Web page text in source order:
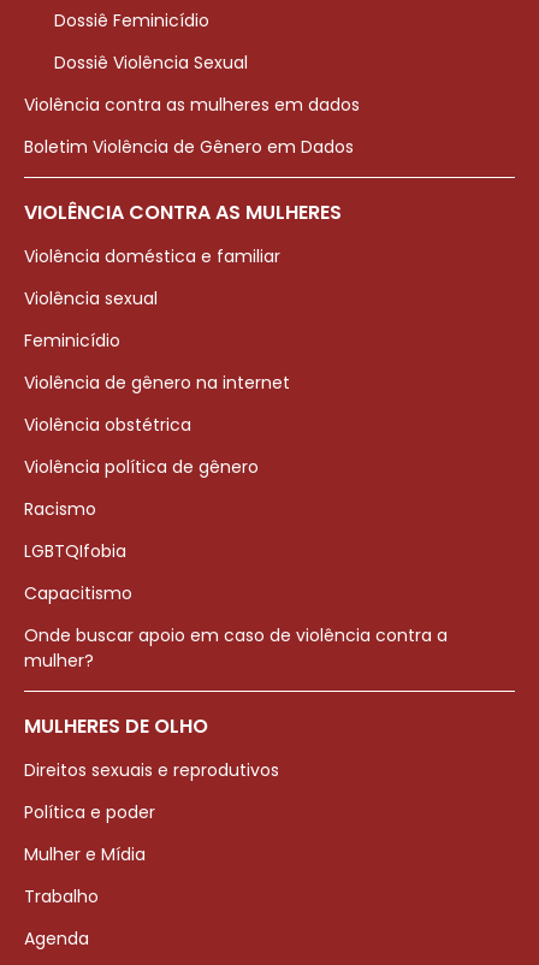
Dossiê Feminicídio
Dossiê Violência Sexual
Violência contra as mulheres em dados
Boletim Violência de Gênero em Dados
VIOLÊNCIA CONTRA AS MULHERES
Violência doméstica e familiar
Violência sexual
Feminicídio
Violência de gênero na internet
Violência obstétrica
Violência política de gênero
Racismo
LGBTQIfobia
Capacitismo
Onde buscar apoio em caso de violência contra a
mulher?
MULHERES DE OLHO
Direitos sexuais e reprodutivos
Política e poder
Mulher e Mídia
Trabalho
Agenda